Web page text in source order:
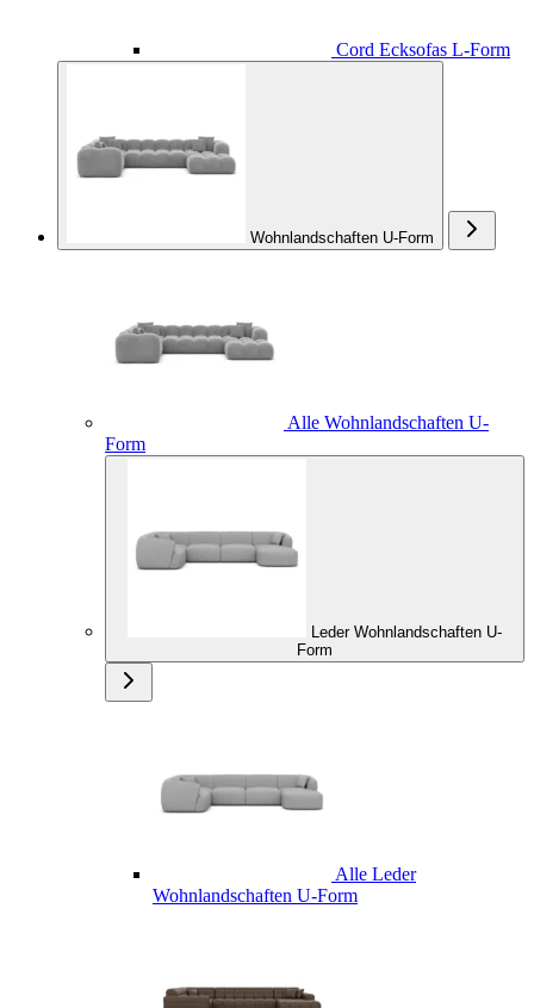
Cord Ecksofas L-Form
Wohnlandschaften U-Form
Alle Wohnlandschaften U-
Form
Leder Wohnlandschaften U-
Form
Alle Leder
Wohnlandschaften U-Form